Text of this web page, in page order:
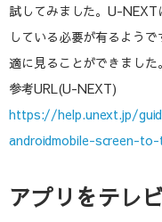
試してみました。U-NEXT
している必要が有るよう
適に見ることができました。
参考URL(U-NEXT)
https://help.unext.jp/
androidmobile-screen-
アプリをテレ